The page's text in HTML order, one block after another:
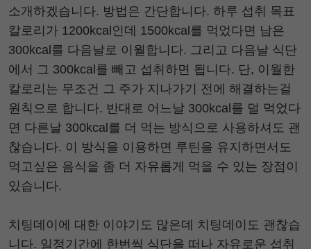
소개하겠습니다. 방법은 간단합니다. 하루 섭취 목표
칼로리가 1200kcal인데 1500kcal를 먹었다면 남은
300kcal를 다음날로 이월합니다. 그리고 다음날 식단
에서 그 300kcal를 빼고 섭취하면 됩니다. 단, 이월한
칼로리는 무조건 그 주가 지나가기 전에 해결하는걸
원칙으로 합니다. 반대로 어느날 300kcal를 덜 먹었다
면 다른날 300kcal를 더 먹는 방식으로 사용하셔도 괜
찮습니다. 이 방식을 이용하면 루틴을 유지하면서도
먹고싶은 음식을 좀 더 자유롭게 먹을 수 있는 장점이
있습니다.
치팅데이에 대한 이야기도 많은데 치팅데이도 괜찮습
니다. 일정기간에 한번씩 식단을 떠나 자유로운 섭취